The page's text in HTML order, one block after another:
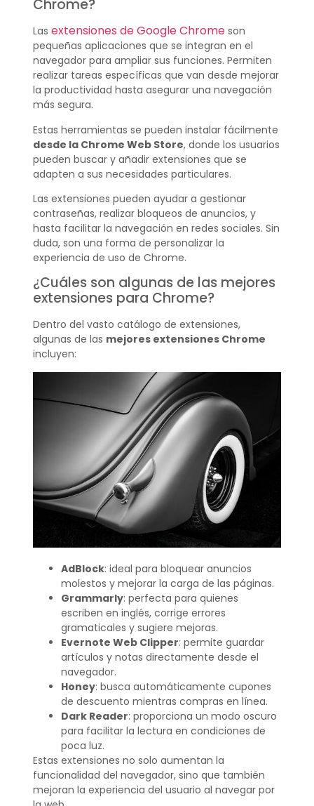
Chrome?
Las extensiones de Google Chromeson
pequeñas aplicaciones que se integran en el
navegador para ampliar sus funciones. Permiten
realizar tareas específicas que van desde mejorar
la productividad hasta asegurar una navegación
más segura.
Estas herramientas se pueden instalar fácilmente
desde la Chrome Web Store, donde los usuarios
pueden buscar y añadir extensiones que se
adapten a sus necesidades particulares.
Las extensiones pueden ayudar a gestionar
contraseñas, realizar bloqueos de anuncios, y
hasta facilitar la navegación en redes sociales. Sin
duda, son una forma de personalizar la
experiencia de uso de Chrome.
¿Cuáles son algunas de las mejores
extensiones para Chrome?
Dentro del vasto catálogo de extensiones,
algunas de las mejores extensiones Chrome
incluyen:
AdBlock: ideal para bloquear anuncios
molestos y mejorar la carga de las páginas.
Grammarly: perfecta para quienes
escriben en inglés, corrige errores
gramaticales y sugiere mejoras.
Evernote Web Clipper: permite guardar
artículos y notas directamente desde el
navegador.
Honey: busca automáticamente cupones
de descuento mientras compras en línea.
Dark Reader: proporciona un modo oscuro
para facilitar la lectura en condiciones de
poca luz.
Estas extensiones no solo aumentan la
funcionalidad del navegador, sino que también
mejoran la experiencia del usuario al navegar por